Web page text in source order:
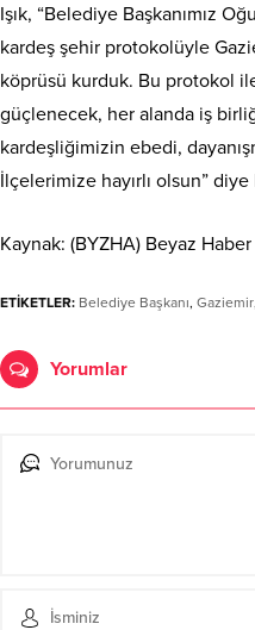
Işık, “Belediye Başkanımız
kardeş şehir protokolüyle
köprüsü kurduk. Bu protokol
güçlenecek, her alanda iş
kardeşliğimizin ebedi,
İlçelerimize hayırlı olsun”
Kaynak: (BYZHA) Beyaz Haber
ETİKETLER: Belediye Başkanı, Gaziemir,
Yorumlar